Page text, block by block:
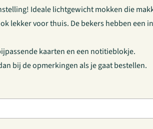
Ideale lichtgewicht mokken die
lekker voor thuis. De bekers hebben
kaartenen een notitieblokje.
bij de opmerkingen als je gaat bestellen.